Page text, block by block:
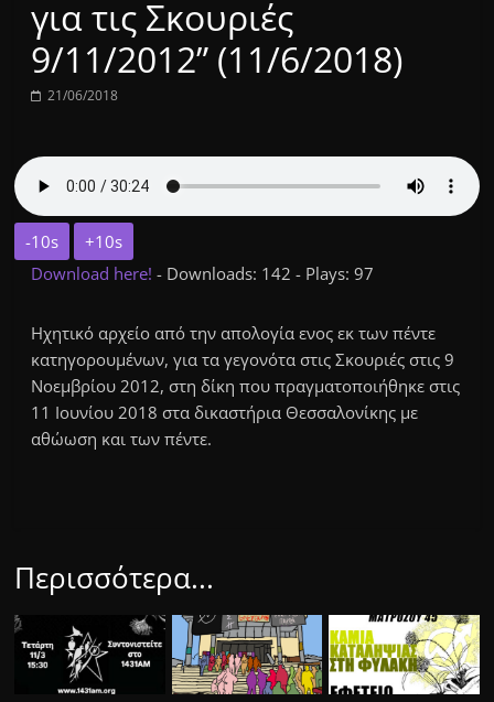
για τις Σκουριές
9/11/2012” (11/6/2018)
21/06/2018
-10s
+10s
Download here!- Downloads: 142 - Plays: 97
Ηχητικό αρχείο από την απολογία ενος εκ των πέντε
κατηγορουμένων, για τα γεγονότα στις Σκουριές στις 9
Νοεμβρίου 2012, στη δίκη που πραγματοποιήθηκε στις
11 Ιουνίου 2018 στα δικαστήρια Θεσσαλονίκης με
αθώωση και των πέντε.
Περισσότερα...